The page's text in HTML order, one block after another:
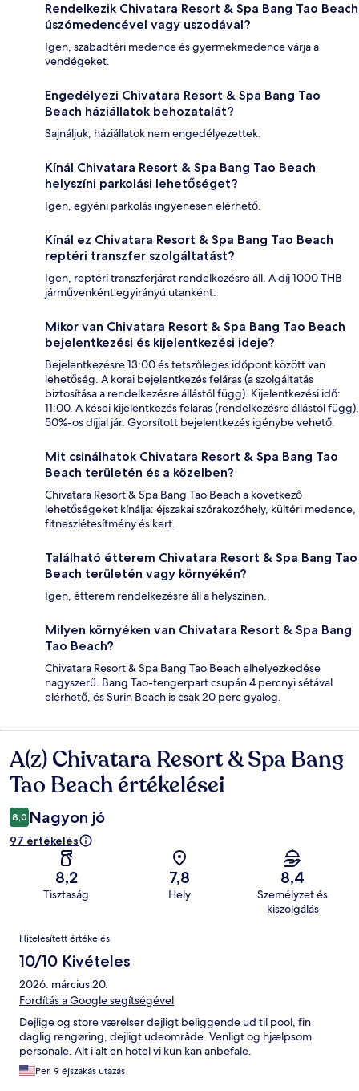
Rendelkezik Chivatara Resort & Spa Bang Tao Beach
úszómedencével vagy uszodával?
Igen, szabadtéri medence és gyermekmedence várja a
vendégeket.
Engedélyezi Chivatara Resort & Spa Bang Tao
Beach háziállatok behozatalát?
Sajnáljuk, háziállatok nem engedélyezettek.
Kínál Chivatara Resort & Spa Bang Tao Beach
helyszíni parkolási lehetőséget?
Igen, egyéni parkolás ingyenesen elérhető.
Kínál ez Chivatara Resort & Spa Bang Tao Beach
reptéri transzfer szolgáltatást?
Igen, reptéri transzferjárat rendelkezésre áll. A díj 1000 THB
járművenként egyirányú utanként.
Mikor van Chivatara Resort & Spa Bang Tao Beach
bejelentkezési és kijelentkezési ideje?
Bejelentkezésre 13:00 és tetszőleges időpont között van
lehetőség. A korai bejelentkezés feláras (a szolgáltatás
biztosítása a rendelkezésre állástól függ). Kijelentkezési idő:
11:00. A kései kijelentkezés feláras (rendelkezésre állástól függ),
50%-os díjjal jár. Gyorsított bejelentkezés igénybe vehető.
Mit csinálhatok Chivatara Resort & Spa Bang Tao
Beach területén és a közelben?
Chivatara Resort & Spa Bang Tao Beach a következő
lehetőségeket kínálja: éjszakai szórakozóhely, kültéri medence,
fitneszlétesítmény és kert.
Található étterem Chivatara Resort & Spa Bang Tao
Beach területén vagy környékén?
Igen, étterem rendelkezésre áll a helyszínen.
Milyen környéken van Chivatara Resort & Spa Bang
Tao Beach?
Chivatara Resort & Spa Bang Tao Beach elhelyezkedése
nagyszerű. Bang Tao-tengerpart csupán 4 percnyi sétával
elérhető, és Surin Beach is csak 20 perc gyalog.
Értékelések
A(z) Chivatara Resort & Spa Bang
Tao Beach értékelései
8,0 Nagyon jó
97 értékelés
8,2
Tisztaság
7,8
Hely
8,4
Személyzet és
kiszolgálás
Értékelések
Hitelesített értékelés
10/10 Kivételes
2026. március 20.
Fordítás a Google segítségével
Dejlige og store værelser dejligt beliggende ud til pool, fin
daglig rengøring, dejligt udeområde. Venligt og hjælpsom
personale. Alt i alt en hotel vi kun kan anbefale.
Per, 9 éjszakás utazás